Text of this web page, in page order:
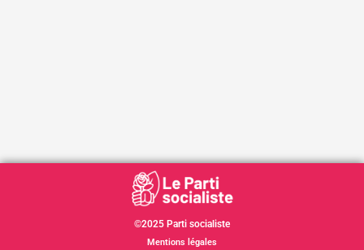
©2025 Parti socialiste
Mentions légales